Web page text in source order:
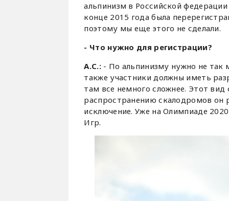
альпинизм в Российской
конце 2015 года была
поэтому мы еще этого не сделали.
- Что нужно для регистрации?
А.С.: - По альпинизму нужно не так
также участники должны иметь
там все немного сложнее. Этот
распространению скалодромов он
исключение. Уже на Олимпиаде
Игр.